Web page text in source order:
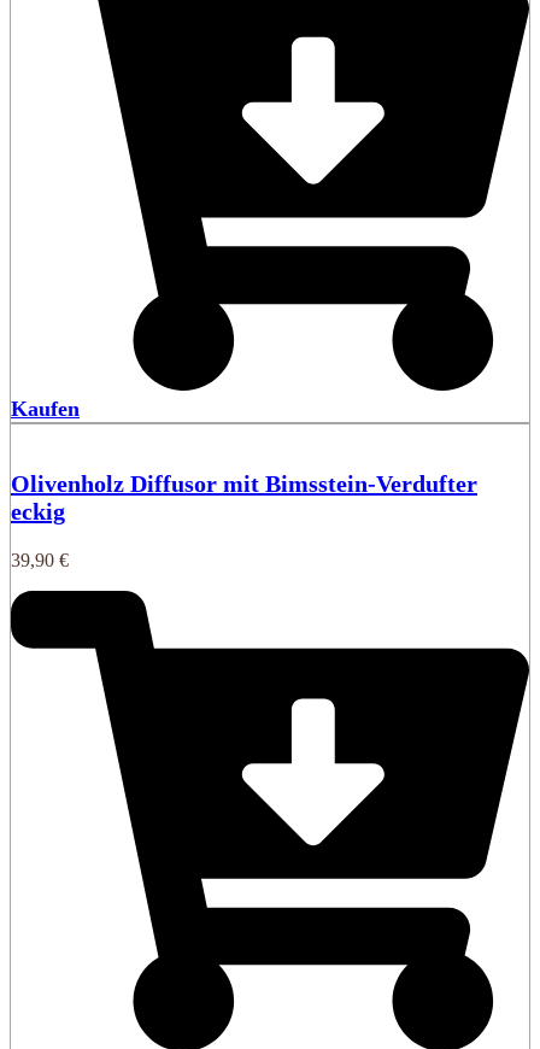
Kaufen
Olivenholz Diffusor mit Bimsstein-Verdufter
eckig
39,90 €